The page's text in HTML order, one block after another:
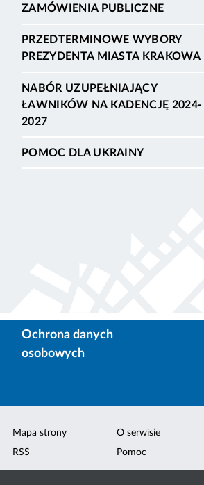
ZAMÓWIENIA PUBLICZNE
PRZEDTERMINOWE WYBORY
PREZYDENTA MIASTA KRAKOWA
NABÓR UZUPEŁNIAJĄCY
ŁAWNIKÓW NA KADENCJĘ 2024-
2027
POMOC DLA UKRAINY
Ochrona danych
osobowych
Mapa strony
RSS
O serwisie
Pomoc